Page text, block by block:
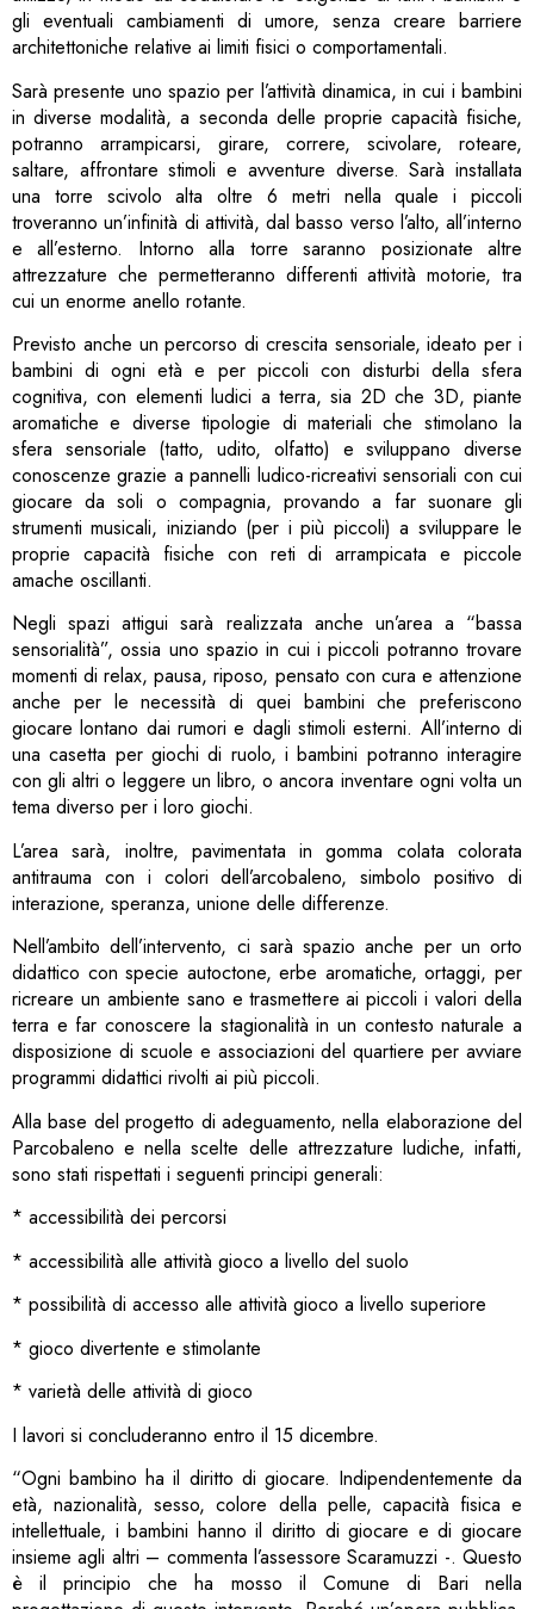
gli eventuali cambiamenti di umore, senza creare barriere
architettoniche relative ai limiti fisici o comportamentali.
Sarà presente uno spazio per l’attività dinamica, in cui i bambini
in diverse modalità, a seconda delle proprie capacità fisiche,
potranno arrampicarsi, girare, correre, scivolare, roteare,
saltare, affrontare stimoli e avventure diverse. Sarà installata
una torre scivolo alta oltre 6 metri nella quale i piccoli
troveranno un’infinità di attività, dal basso verso l’alto, all’interno
e all’esterno. Intorno alla torre saranno posizionate altre
attrezzature che permetteranno differenti attività motorie, tra
cui un enorme anello rotante.
Previsto anche un percorso di crescita sensoriale, ideato per i
bambini di ogni età e per piccoli con disturbi della sfera
cognitiva, con elementi ludici a terra, sia 2D che 3D, piante
aromatiche e diverse tipologie di materiali che stimolano la
sfera sensoriale (tatto, udito, olfatto) e sviluppano diverse
conoscenze grazie a pannelli ludico-ricreativi sensoriali con cui
giocare da soli o compagnia, provando a far suonare gli
strumenti musicali, iniziando (per i più piccoli) a sviluppare le
proprie capacità fisiche con reti di arrampicata e piccole
amache oscillanti.
Negli spazi attigui sarà realizzata anche un’area a “bassa
sensorialità”, ossia uno spazio in cui i piccoli potranno trovare
momenti di relax, pausa, riposo, pensato con cura e attenzione
anche per le necessità di quei bambini che preferiscono
giocare lontano dai rumori e dagli stimoli esterni. All’interno di
una casetta per giochi di ruolo, i bambini potranno interagire
con gli altri o leggere un libro, o ancora inventare ogni volta un
tema diverso per i loro giochi.
L’area sarà, inoltre, pavimentata in gomma colata colorata
antitrauma con i colori dell’arcobaleno, simbolo positivo di
interazione, speranza, unione delle differenze.
Nell’ambito dell’intervento, ci sarà spazio anche per un orto
didattico con specie autoctone, erbe aromatiche, ortaggi, per
ricreare un ambiente sano e trasmettere ai piccoli i valori della
terra e far conoscere la stagionalità in un contesto naturale a
disposizione di scuole e associazioni del quartiere per avviare
programmi didattici rivolti ai più piccoli.
Alla base del progetto di adeguamento, nella elaborazione del
Parcobaleno e nella scelte delle attrezzature ludiche, infatti,
sono stati rispettati i seguenti principi generali:
* accessibilità dei percorsi
* accessibilità alle attività gioco a livello del suolo
* possibilità di accesso alle attività gioco a livello superiore
* gioco divertente e stimolante
* varietà delle attività di gioco
I lavori si concluderanno entro il 15 dicembre.
“Ogni bambino ha il diritto di giocare. Indipendentemente da
età, nazionalità, sesso, colore della pelle, capacità fisica e
intellettuale, i bambini hanno il diritto di giocare e di giocare
insieme agli altri – commenta l’assessore Scaramuzzi -. Questo
è il principio che ha mosso il Comune di Bari nella